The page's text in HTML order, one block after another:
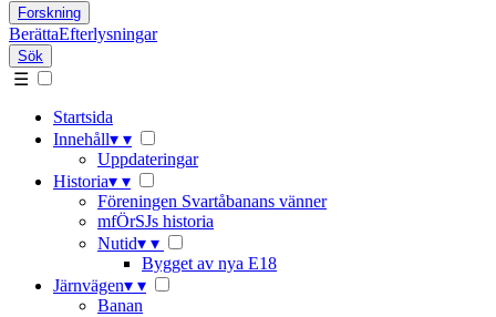
Forskning
BerättaEfterlysningar
Sök
☰
Startsida
Innehåll▾ ▾
Uppdateringar
Historia▾ ▾
Föreningen Svartåbanans vänner
mfÖrSJs historia
Nutid▾ ▾
Bygget av nya E18
Järnvägen▾ ▾
Banan